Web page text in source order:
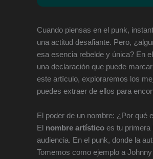
Cuando piensas en el punk,
una actitud desafiante. Pero,
esa esencia rebelde y única? En
una declaración que puede
este artículo, exploraremos los
puedes extraer de ellos para
El poder de un nombre: ¿Por qué
El nombre artístico es tu primera
audiencia. En el punk, donde la
Tomemos como ejemplo a